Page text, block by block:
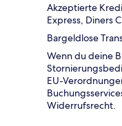
Akzeptierte
Express, Diners
Bargeldlose
Wenn du deine
EU-
Widerrufsrecht.